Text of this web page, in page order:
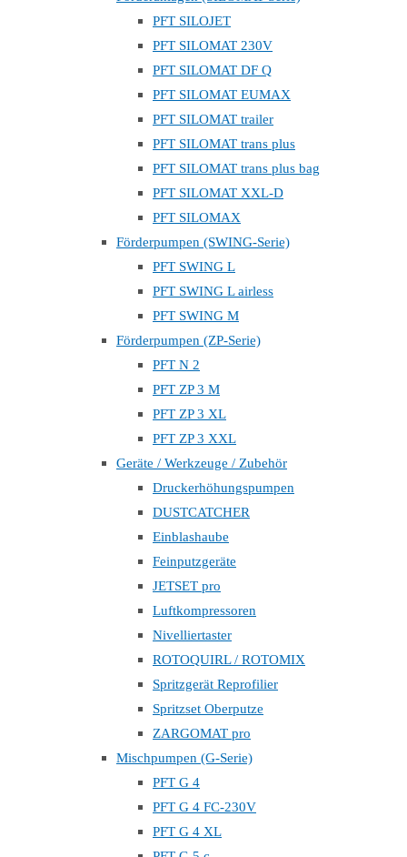
PFT SILOJET
PFT SILOMAT 230V
PFT SILOMAT DF Q
PFT SILOMAT EUMAX
PFT SILOMAT trailer
PFT SILOMAT trans plus
PFT SILOMAT trans plus bag
PFT SILOMAT XXL-D
PFT SILOMAX
Förderpumpen (SWING-Serie)
PFT SWING L
PFT SWING L airless
PFT SWING M
Förderpumpen (ZP-Serie)
PFT N 2
PFT ZP 3 M
PFT ZP 3 XL
PFT ZP 3 XXL
Geräte / Werkzeuge / Zubehör
Druckerhöhungspumpen
DUSTCATCHER
Einblashaube
Feinputzgeräte
JETSET pro
Luftkompressoren
Nivelliertaster
ROTOQUIRL / ROTOMIX
Spritzgerät Reprofilier
Spritzset Oberputze
ZARGOMAT pro
Mischpumpen (G-Serie)
PFT G 4
PFT G 4 FC-230V
PFT G 4 XL